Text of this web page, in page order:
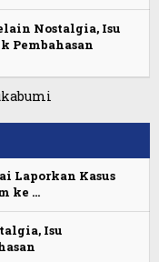
Nostalgia, Isu
Pembahasan
Laporkan Kasus
ke …
Isu